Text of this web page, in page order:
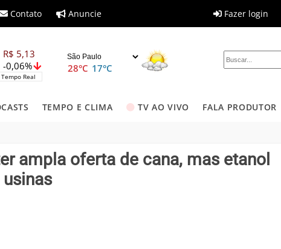
Contato Anuncie Fazer login
R$ 5,13
-0,06%
Real
28°C 17°C
TEMPO E CLIMA TV AO VIVO FALA PRODUTOR
ampla oferta de cana, mas etanol